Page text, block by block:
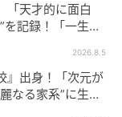
れたんです
いました」と英
た。
の倉科は、撮影
「天才的に面白
を記録！「一生言
2026.8.5
』出身！「次元が
なる家系”に生ま